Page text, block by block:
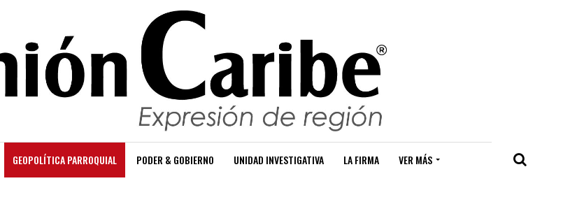
GEOPOLÍTICA PARROQUIAL PODER & GOBIERNO UNIDAD INVESTIGATIVA LA FIRMA VER MÁS